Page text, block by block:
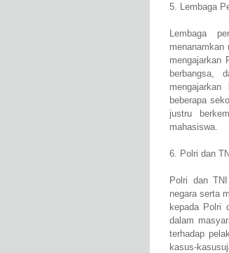
5. Lembaga
Lembaga
mengajarkan
berbangsa,
beberapa
justru
mahasiswa.
6. Polri dan
Polri dan
negara serta
kepada Polri
dalam
terhadap
kasus-